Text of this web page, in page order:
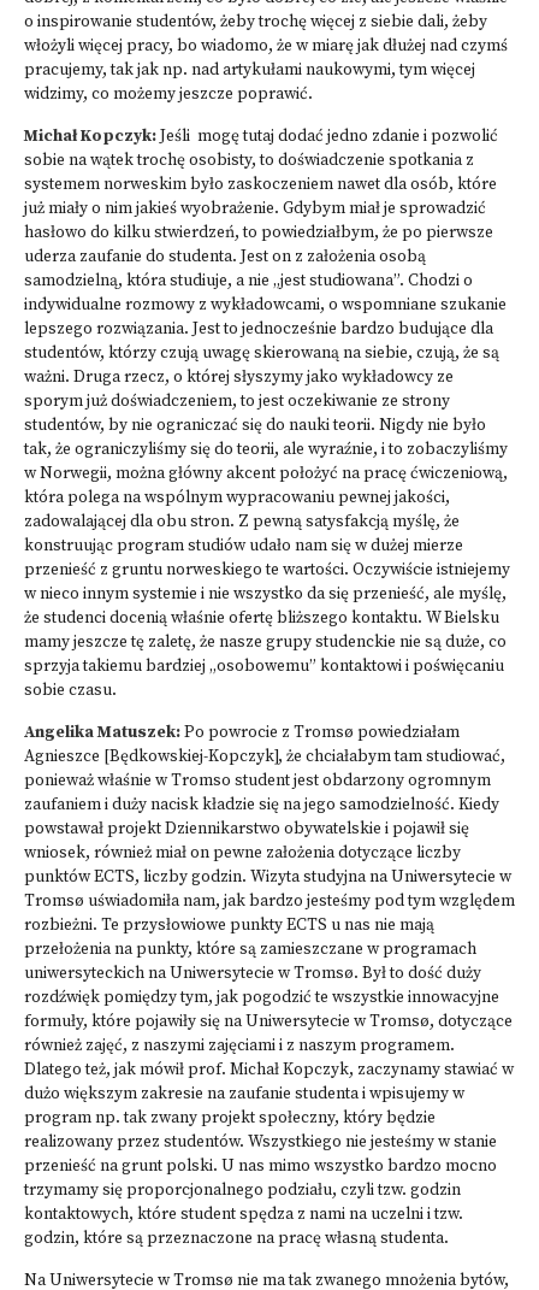
o inspirowanie studentów, żeby trochę więcej z siebie dali, żeby
włożyli więcej pracy, bo wiadomo, że w miarę jak dłużej nad czymś
pracujemy, tak jak np. nad artykułami naukowymi, tym więcej
widzimy, co możemy jeszcze poprawić.
Michał Kopczyk:Jeśli mogę tutaj dodać jedno zdanie i pozwolić
sobie na wątek trochę osobisty, to doświadczenie spotkania z
systemem norweskim było zaskoczeniem nawet dla osób, które
już miały o nim jakieś wyobrażenie. Gdybym miał je sprowadzić
hasłowo do kilku stwierdzeń, to powiedziałbym, że po pierwsze
uderza zaufanie do studenta. Jest on z założenia osobą
samodzielną, która studiuje, a nie „jest studiowana”. Chodzi o
indywidualne rozmowy z wykładowcami, o wspomniane szukanie
lepszego rozwiązania. Jest to jednocześnie bardzo budujące dla
studentów, którzy czują uwagę skierowaną na siebie, czują, że są
ważni. Druga rzecz, o której słyszymy jako wykładowcy ze
sporym już doświadczeniem, to jest oczekiwanie ze strony
studentów, by nie ograniczać się do nauki teorii. Nigdy nie było
tak, że ograniczyliśmy się do teorii, ale wyraźnie, i to zobaczyliśmy
w Norwegii, można główny akcent położyć na pracę ćwiczeniową,
która polega na wspólnym wypracowaniu pewnej jakości,
zadowalającej dla obu stron. Z pewną satysfakcją myślę, że
konstruując program studiów udało nam się w dużej mierze
przenieść z gruntu norweskiego te wartości. Oczywiście istniejemy
w nieco innym systemie i nie wszystko da się przenieść, ale myślę,
że studenci docenią właśnie ofertę bliższego kontaktu. W Bielsku
mamy jeszcze tę zaletę, że nasze grupy studenckie nie są duże, co
sprzyja takiemu bardziej „osobowemu” kontaktowi i poświęcaniu
sobie czasu.
Angelika Matuszek:Po powrocie z Tromsø powiedziałam
Agnieszce [Będkowskiej-Kopczyk], że chciałabym tam studiować,
ponieważ właśnie w Tromso student jest obdarzony ogromnym
zaufaniem i duży nacisk kładzie się na jego samodzielność. Kiedy
powstawał projekt Dziennikarstwo obywatelskie i pojawił się
wniosek, również miał on pewne założenia dotyczące liczby
punktów ECTS, liczby godzin. Wizyta studyjna na Uniwersytecie w
Tromsø uświadomiła nam, jak bardzo jesteśmy pod tym względem
rozbieżni. Te przysłowiowe punkty ECTS u nas nie mają
przełożenia na punkty, które są zamieszczane w programach
uniwersyteckich na Uniwersytecie w Tromsø. Był to dość duży
rozdźwięk pomiędzy tym, jak pogodzić te wszystkie innowacyjne
formuły, które pojawiły się na Uniwersytecie w Tromsø, dotyczące
również zajęć, z naszymi zajęciami i z naszym programem.
Dlatego też, jak mówił prof. Michał Kopczyk, zaczynamy stawiać w
dużo większym zakresie na zaufanie studenta i wpisujemy w
program np. tak zwany projekt społeczny, który będzie
realizowany przez studentów. Wszystkiego nie jesteśmy w stanie
przenieść na grunt polski. U nas mimo wszystko bardzo mocno
trzymamy się proporcjonalnego podziału, czyli tzw. godzin
kontaktowych, które student spędza z nami na uczelni i tzw.
godzin, które są przeznaczone na pracę własną studenta.
Na Uniwersytecie w Tromsø nie ma tak zwanego mnożenia bytów,